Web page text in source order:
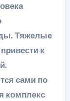
Тяжелые
к
сами по
комплекс